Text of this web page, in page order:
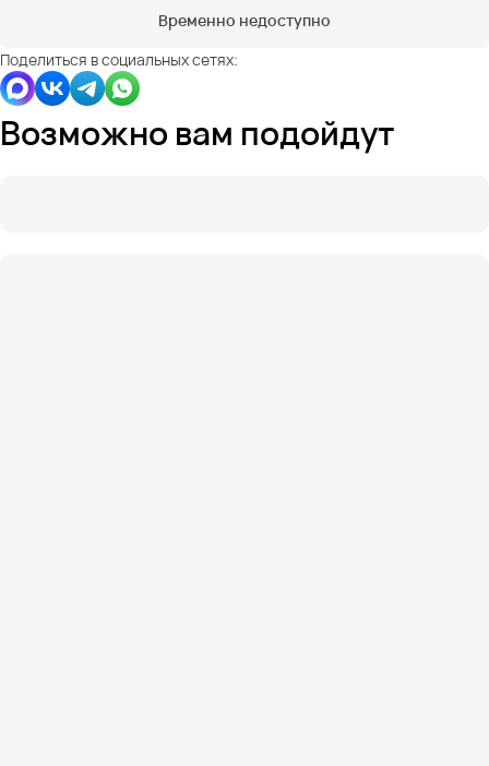
Временно недоступно
Поделиться в социальных сетях:
Возможно вам подойдут